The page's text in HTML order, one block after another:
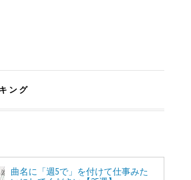
ング
曲名に「週5で」を付けて仕事みた